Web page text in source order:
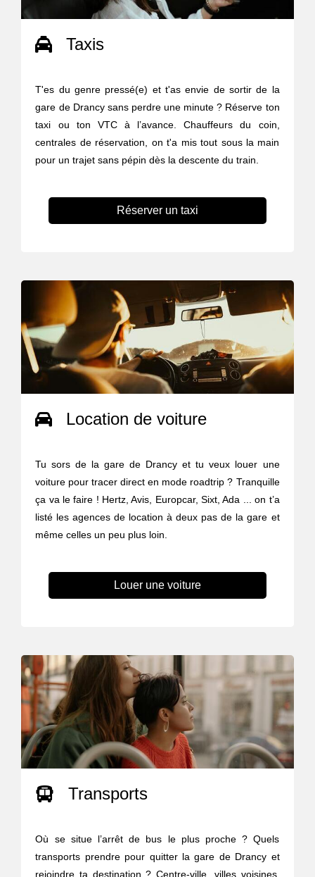
Taxis
T'es du genre pressé(e) et t'as envie de sortir de la
gare de Drancy sans perdre une minute ? Réserve ton
taxi ou ton VTC à l’avance. Chauffeurs du coin,
centrales de réservation, on t'a mis tout sous la main
pour un trajet sans pépin dès la descente du train.
Réserver un taxi
Location de voiture
Tu sors de la gare de Drancy et tu veux louer une
voiture pour tracer direct en mode roadtrip ? Tranquille
ça va le faire ! Hertz, Avis, Europcar, Sixt, Ada ... on t’a
listé les agences de location à deux pas de la gare et
même celles un peu plus loin.
Louer une voiture
Transports
Où se situe l’arrêt de bus le plus proche ? Quels
transports prendre pour quitter la gare de Drancy et
rejoindre ta destination ? Centre-ville, villes voisines,